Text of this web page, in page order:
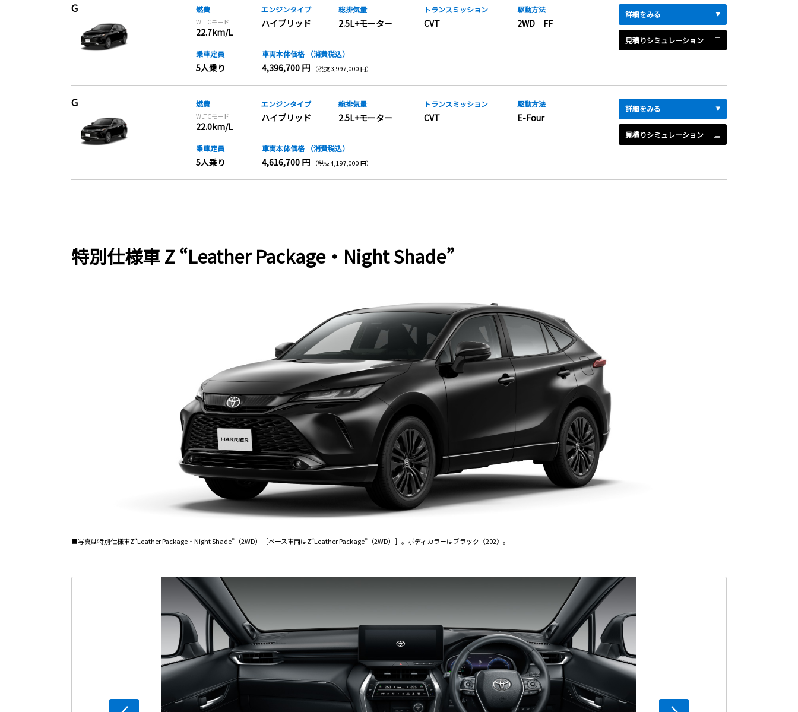
G 燃費
WLTCモード
22.7km/L
エンジンタイプ
ハイブリッド
総排気量
2.5L+モーター
トランスミッション
CVT
駆動方法
2WD FF
乗車定員
5人乗り
車両本体価格 （消費税込）
4,396,700 円 （税抜 3,997,000 円）
詳細をみる
見積りシミュレーション
G 燃費
WLTCモード
22.0km/L
エンジンタイプ
ハイブリッド
総排気量
2.5L+モーター
トランスミッション
CVT
駆動方法
E-Four
乗車定員
5人乗り
車両本体価格 （消費税込）
4,616,700 円 （税抜 4,197,000 円）
詳細をみる
見積りシミュレーション
特別仕様車 Z “Leather Package・Night Shade”
■写真は特別仕様車Z“Leather Package・Night Shade”（2WD）［ベース車両はZ“Leather Package”（2WD）］。ボディカラーはブラック〈202〉。